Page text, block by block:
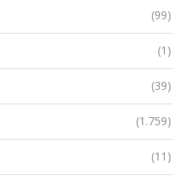
(99)
(1)
(39)
(1.759)
(11)